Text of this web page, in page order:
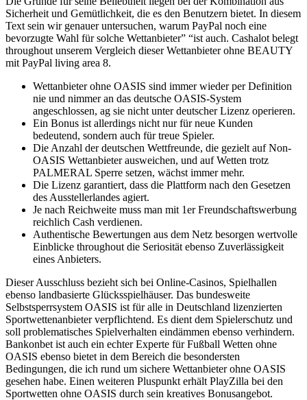
Sicherheit und Gemütlichkeit, die es den Benutzern bietet. In diesem
Text sein wir genauer untersuchen, warum PayPal noch eine
bevorzugte Wahl für solche Wettanbieter” “ist auch. Cashalot belegt
throughout unserem Vergleich dieser Wettanbieter ohne BEAUTY
mit PayPal living area 8.
Wettanbieter ohne OASIS sind immer wieder per Definition
nie und nimmer an das deutsche OASIS-System
angeschlossen, ag sie nicht unter deutscher Lizenz operieren.
Ein Bonus ist allerdings nicht nur für neue Kunden
bedeutend, sondern auch für treue Spieler.
Die Anzahl der deutschen Wettfreunde, die gezielt auf Non-
OASIS Wettanbieter ausweichen, und auf Wetten trotz
PALMERAL Sperre setzen, wächst immer mehr.
Die Lizenz garantiert, dass die Plattform nach den Gesetzen
des Ausstellerlandes agiert.
Je nach Reichweite muss man mit 1er Freundschaftswerbung
reichlich Cash verdienen.
Authentische Bewertungen aus dem Netz besorgen wertvolle
Einblicke throughout die Seriosität ebenso Zuverlässigkeit
eines Anbieters.
Dieser Ausschluss bezieht sich bei Online-Casinos, Spielhallen
ebenso landbasierte Glücksspielhäuser. Das bundesweite
Selbstsperrsystem OASIS ist für alle in Deutschland lizenzierten
Sportwettenanbieter verpflichtend. Es dient dem Spielerschutz und
soll problematisches Spielverhalten eindämmen ebenso verhindern.
Bankonbet ist auch ein echter Experte für Fußball Wetten ohne
OASIS ebenso bietet in dem Bereich die besondersten
Bedingungen, die ich rund um sichere Wettanbieter ohne OASIS
gesehen habe. Einen weiteren Pluspunkt erhält PlayZilla bei den
Sportwetten ohne OASIS durch sein kreatives Bonusangebot.